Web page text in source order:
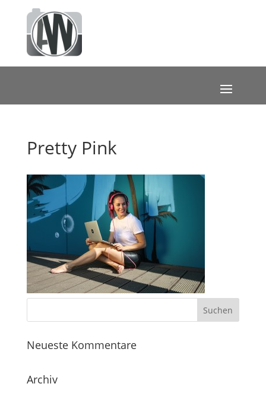
Pretty Pink
Neueste Kommentare
Archiv